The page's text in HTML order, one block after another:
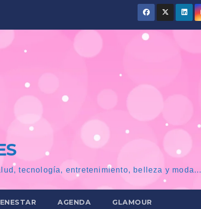
tecnología, entretenimiento, belleza y moda...
AGENDA GLAMOUR